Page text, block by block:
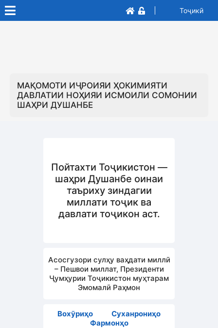
Тоҷикӣ
МАҚОМОТИ ИҶРОИЯИ ҲОКИМИЯТИ
ДАВЛАТИИ НОҲИЯИ ИСМОИЛИ СОМОНИИ
ШАҲРИ ДУШАНБЕ
Пойтахти Тоҷикистон —
шаҳри Душанбе оинаи
таъриху зиндагии
миллати тоҷик ва
давлати тоҷикон аст.
Асосгузори сулҳу ваҳдати миллӣ
– Пешвои миллат, Президенти
Ҷумҳурии Тоҷикистон муҳтарам
Эмомалӣ Раҳмон
Вохӯриҳо
Суханрониҳо
Фармонҳо